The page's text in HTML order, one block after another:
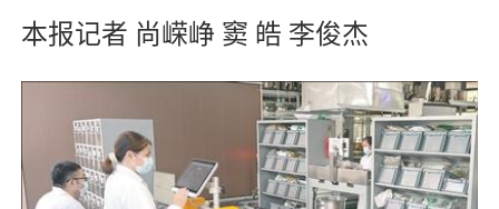
本报记者 尚嵘峥 窦 皓 李俊杰